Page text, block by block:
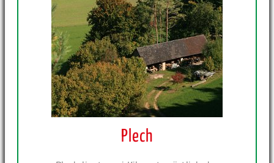
Plech